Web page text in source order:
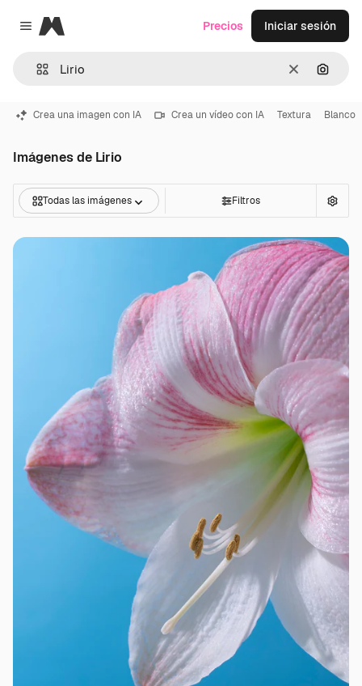
Close menu
Magnific
Borrar
Precios Iniciar sesión
Crea una imagen con IA Crea un vídeo con IA Textura Blanco
Imágenes de Lirio
Todas las imágenes Filtros